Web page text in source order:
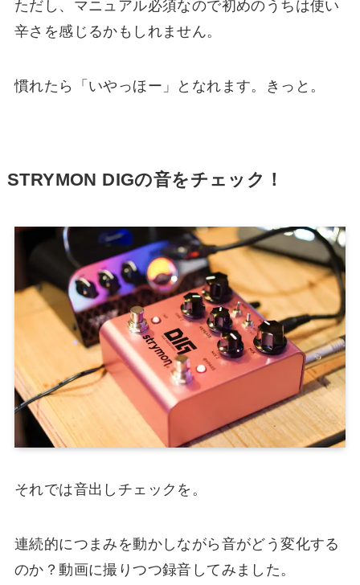
ただし、マニュアル必須なので初めのうちは使い
辛さを感じるかもしれません。
慣れたら「いやっほー」となれます。きっと。
STRYMON DIGの音をチェック！
それでは音出しチェックを。
連続的につまみを動かしながら音がどう変化する
のか？動画に撮りつつ録音してみました。